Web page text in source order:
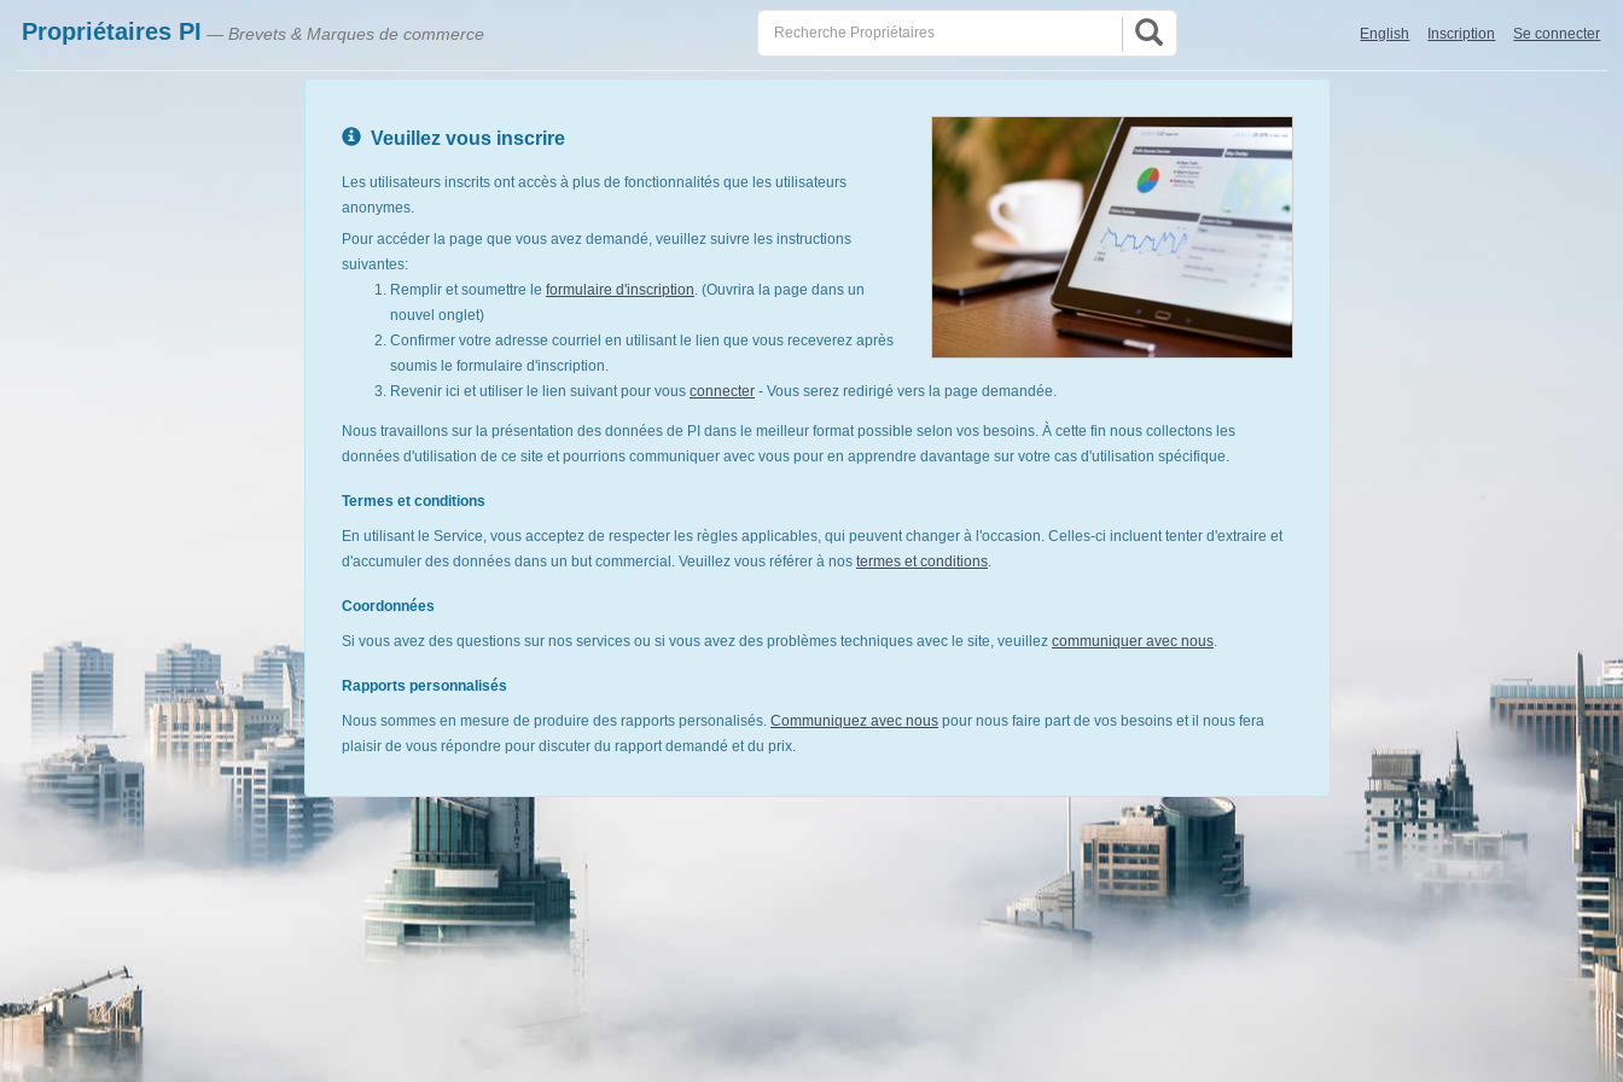
Propriétaires PI — Brevets & Marques de commerce English Inscription Se connecter
Veuillez vous inscrire
Les utilisateurs inscrits ont accès à plus de fonctionnalités que les utilisateurs
anonymes.
Pour accéder la page que vous avez demandé, veuillez suivre les instructions
suivantes:
Remplir et soumettre le formulaire d'inscription. (Ouvrira la page dans un
nouvel onglet)
Confirmer votre adresse courriel en utilisant le lien que vous receverez après
soumis le formulaire d'inscription.
Revenir ici et utiliser le lien suivant pour vous connecter- Vous serez redirigé vers la page demandée.
Nous travaillons sur la présentation des données de PI dans le meilleur format possible selon vos besoins. À cette fin nous collectons les
données d'utilisation de ce site et pourrions communiquer avec vous pour en apprendre davantage sur votre cas d'utilisation spécifique.
Termes et conditions
En utilisant le Service, vous acceptez de respecter les règles applicables, qui peuvent changer à l'occasion. Celles-ci incluent tenter d'extraire et
d'accumuler des données dans un but commercial. Veuillez vous référer à nos termes et conditions.
Coordonnées
Si vous avez des questions sur nos services ou si vous avez des problèmes techniques avec le site, veuillez communiquer avec nous.
Rapports personnalisés
Nous sommes en mesure de produire des rapports personalisés. Communiquez avec nouspour nous faire part de vos besoins et il nous fera
plaisir de vous répondre pour discuter du rapport demandé et du prix.